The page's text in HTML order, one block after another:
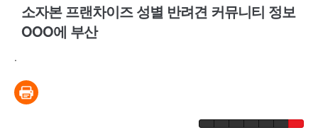
소자본 프랜차이즈 성별 반려견 커뮤니티 정보
OOO에 부산
.